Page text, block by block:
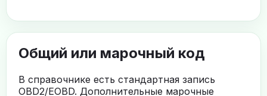
Общий или марочный код
В справочнике есть стандартная запись
OBD2/EOBD. Дополнительные марочные